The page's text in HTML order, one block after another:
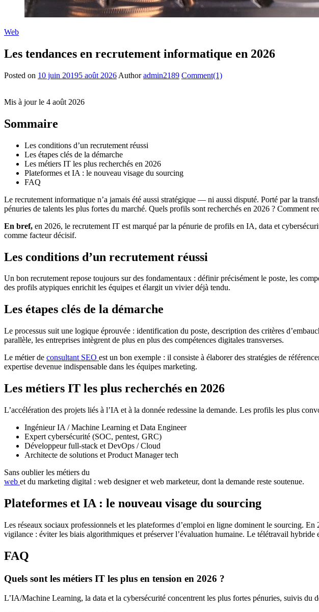
Web
Les tendances en recrutement informatique en 2026
Posted on 10 juin 20195 août 2026 Author admin2189 Comment(1)
Mis à jour le 4 août 2026
Sommaire
Les conditions d’un recrutement réussi
Les étapes clés de la démarche
Les métiers IT les plus recherchés en 2026
Plateformes et IA : le nouveau visage du sourcing
FAQ
Le recrutement informatique n’a jamais été aussi stratégique — ni aussi disputé. Porté par la
pénuries de talents les plus fortes du marché. Quels profils sont recherchés en 2026 ? Comment
En bref, en 2026, le recrutement IT est marqué par la pénurie de profils en IA, data et
comme facteur décisif.
Les conditions d’un recrutement réussi
Un bon recrutement repose toujours sur des fondamentaux : définir précisément le poste, les
des profils atypiques enrichit les équipes et élargit un vivier déjà tendu.
Les étapes clés de la démarche
Le processus suit une logique éprouvée : identification du poste, description des critères
parallèle, les entreprises intègrent de plus en plus des compétences digitales transverses.
Le métier de consultant SEO est un bon exemple : il consiste à élaborer des stratégies de
expertise devenue indispensable dans les équipes marketing.
Les métiers IT les plus recherchés en 2026
L’accélération des projets liés à l’IA et à la donnée redessine la demande. Les profils les plus
Ingénieur IA / Machine Learning et Data Engineer
Expert cybersécurité (SOC, pentest, GRC)
Développeur full-stack et DevOps / Cloud
Architecte de solutions et Product Manager tech
Sans oublier les métiers du
web et du marketing digital : web designer et web marketeur, dont la demande reste soutenue.
Plateformes et IA : le nouveau visage du sourcing
Les réseaux sociaux professionnels et les plateformes d’emploi en ligne dominent le sourcing.
vigilance : éviter les biais algorithmiques et préserver l’évaluation humaine. Le télétravail
FAQ
Quels sont les métiers IT les plus en tension en 2026 ?
L’IA/Machine Learning, la data et la cybersécurité concentrent les plus fortes pénuries, suivis du